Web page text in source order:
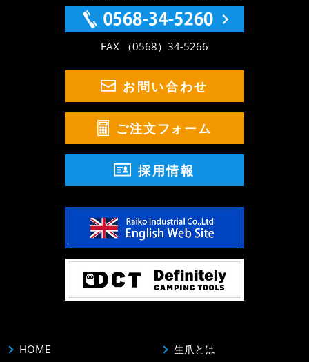
FAX （0568）34-5266
お問い合わせ
ご注文フォーム
採用情報
HOME
生爪とは